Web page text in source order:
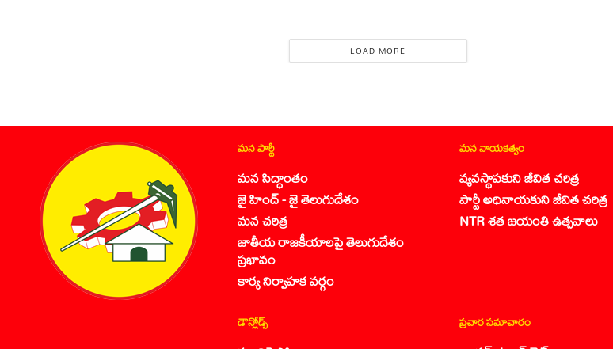
LOAD MORE
మన పార్టీ
మన సిద్ధాంతం
జై హింద్ - జై తెలుగుదేశం
మన చరిత్ర
జాతీయ రాజకీయాలపై తెలుగుదేశం
ప్రభావం
కార్య నిర్వాహక వర్గం
మన నాయకత్వం
వ్యవస్థాపకుని జీవిత చరిత్ర
పార్టీ అధినాయకుని జీవిత చరిత్ర
NTR శత జయంతి ఉత్సవాలు
డౌన్లోడ్స్ ప్రచార సమాచారం